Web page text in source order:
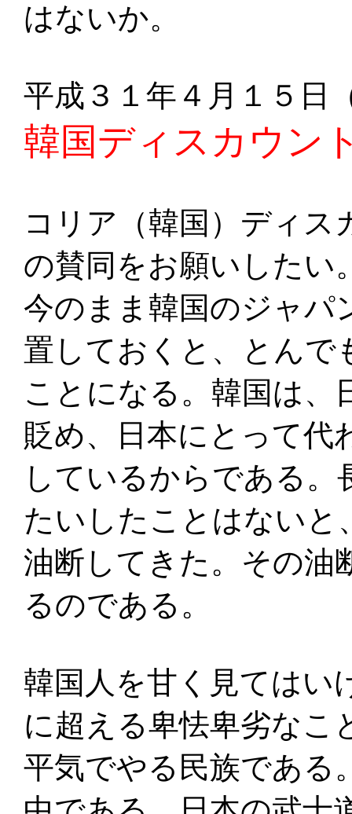
はないか。
平成３１年４月１５日
韓国ディスカウン
コリア（韓国）ディス
の賛同をお願いしたい
今のまま韓国のジャパ
置しておくと、とんで
ことになる。韓国は、
貶め、日本にとって代
しているからである。
たいしたことはないと
油断してきた。その油
るのである。
韓国人を甘く見てはい
に超える卑怯卑劣なこ
平気でやる民族である